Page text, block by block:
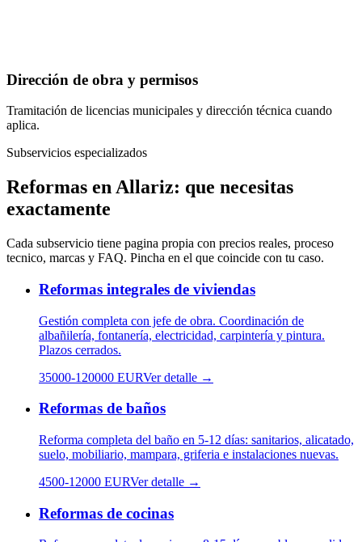
Dirección de obra y permisos
Tramitación de licencias municipales y dirección técnica cuando
aplica.
Subservicios especializados
Reformas en Allariz: que necesitas
exactamente
Cada subservicio tiene pagina propia con precios reales, proceso
tecnico, marcas y FAQ. Pincha en el que coincide con tu caso.
Reformas integrales de viviendas
Gestión completa con jefe de obra. Coordinación de
albañilería, fontanería, electricidad, carpintería y pintura.
Plazos cerrados.
35000-120000 EURVer detalle →
Reformas de baños
Reforma completa del baño en 5-12 días: sanitarios, alicatado,
suelo, mobiliario, mampara, griferia e instalaciones nuevas.
4500-12000 EURVer detalle →
Reformas de cocinas